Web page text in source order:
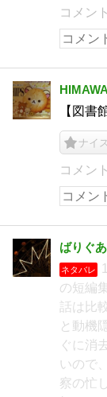
コメン
【図書
ナイス
コメン
ばりぐ
ネタバレ
の短編
話は比
と動機
ぐに消
いので
察の忙